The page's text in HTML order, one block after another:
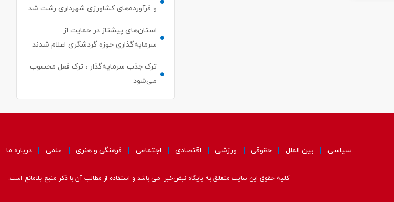
و فرآورده‌های کشاورزی شهرداری رشت شد
استان‌های پیشتاز در حمایت از
سرمایه‌گذاری حوزه گردشگری اعلام شدند
ترک جذب سرمایه‌گذار ، ترک فعل محسوب
می‌شود
سیاسی بین الملل حقوقی ورزشی اقتصادی اجتماعی فرهنگی و هنری علمی درباره ما
کلیه حقوق این سایت متعلق به پایگاه نبض‌خبر می باشد و استفاده از مطالب آن با ذکر منبع بلامانع است.